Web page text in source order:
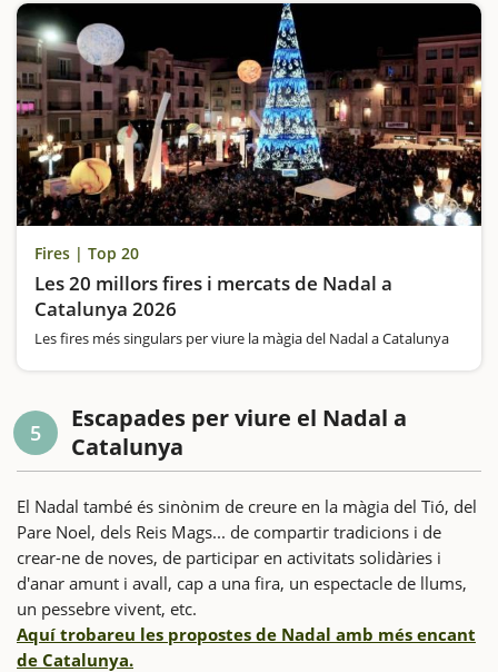
Fires | Top 20
Les 20 millors fires i mercats de Nadal a
Catalunya 2026
Les fires més singulars per viure la màgia del Nadal a Catalunya
5
Escapades per viure el Nadal a
Catalunya
El Nadal també és sinònim de creure en la màgia del Tió, del
Pare Noel, dels Reis Mags... de compartir tradicions i de
crear-ne de noves, de participar en activitats solidàries i
d'anar amunt i avall, cap a una fira, un espectacle de llums,
un pessebre vivent, etc.
Aquí trobareu les propostes de Nadal amb més encant
de Catalunya.